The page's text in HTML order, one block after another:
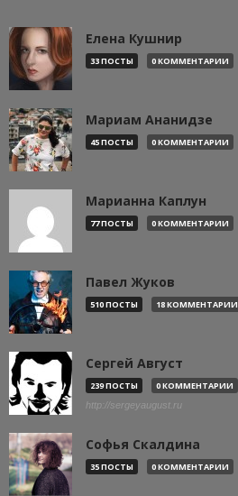
Елена Кушнир
33 ПОСТЫ 0 КОММЕНТАРИИ
Мариам Ананидзе
45 ПОСТЫ 0 КОММЕНТАРИИ
Марианна Каплун
77 ПОСТЫ 0 КОММЕНТАРИИ
Павел Жуков
510 ПОСТЫ 18 КОММЕНТАРИИ
Сергей Август
239 ПОСТЫ 0 КОММЕНТАРИИ
http://sergeyaugust.ru
Софья Скалдина
35 ПОСТЫ 0 КОММЕНТАРИИ